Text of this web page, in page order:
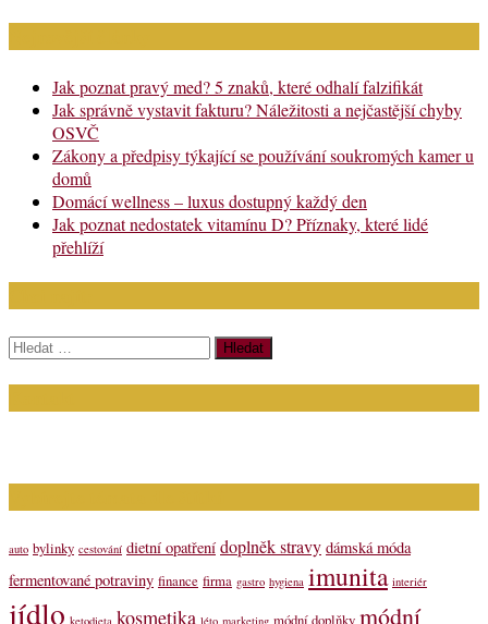
Jak poznat pravý med? 5 znaků, které odhalí falzifikát
Jak správně vystavit fakturu? Náležitosti a nejčastější chyby
OSVČ
Zákony a předpisy týkající se používání soukromých kamer u
domů
Domácí wellness – luxus dostupný každý den
Jak poznat nedostatek vitamínu D? Příznaky, které lidé
přehlíží
Vyhledávání
auto bylinky cestování dietní opatření doplněk stravy dámská móda
fermentované potraviny finance firma gastro hygiena imunita interiér
jídlo kosmetika módní